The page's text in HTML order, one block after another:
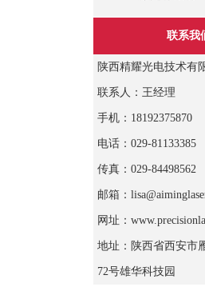
联系我
陕西精耀光电技术有
联系人：王经理
手机：18192375870
电话：029-81133385
传真：029-84498562
邮箱：
网址：
地址：陕西省西安市
72号雄华科技园